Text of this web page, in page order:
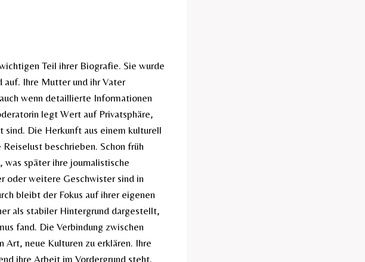
Teil ihrer Biografie. Sie wurde
auf. Ihre Mutter und ihr Vater
wenn detaillierte Informationen
legt Wert auf Privatsphäre,
sind. Die Herkunft aus einem kulturell
beschrieben. Schon früh
später ihre journalistische
oder weitere Geschwister sind in
bleibt der Fokus auf ihrer eigenen
als stabiler Hintergrund dargestellt,
fand. Die Verbindung zwischen
Art, neue Kulturen zu erklären. Ihre
ihre Arbeit im Vordergrund steht.